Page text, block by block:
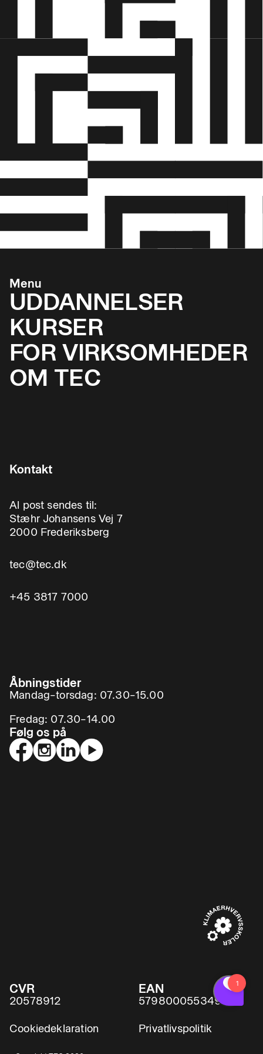
Menu
UDDANNELSER
KURSER
FOR VIRKSOMHEDER
OM TEC
Kontakt
Al post sendes til:
Stæhr Johansens Vej 7
2000 Frederiksberg
tec@tec.dk
+45 3817 7000
Åbningstider
Mandag–torsdag: 07.30–15.00
Fredag: 07.30–14.00
Følg os på
CVR
20578912
EAN
5798000553491
Cookiedeklaration Privatlivspolitik